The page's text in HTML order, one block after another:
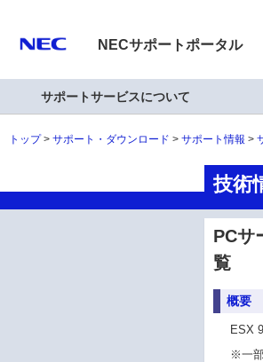
NECサポートポータル
サポートサービスについて
トップ サポート・ダウンロード サポート情報
技術
PCサ
覧
概要
ESX
※一